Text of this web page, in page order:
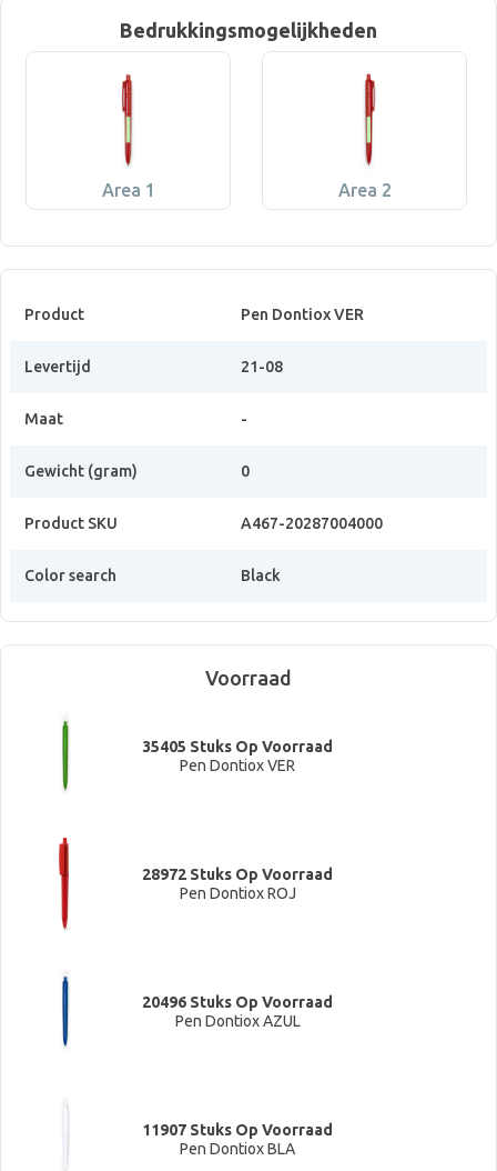
Bedrukkingsmogelijkheden
Area 1 Area 2
Product Pen Dontiox VER
Levertijd 21-08
Maat -
Gewicht (gram) 0
Product SKU A467-20287004000
Color search Black
Voorraad
35405 Stuks Op Voorraad
Pen Dontiox VER
28972 Stuks Op Voorraad
Pen Dontiox ROJ
20496 Stuks Op Voorraad
Pen Dontiox AZUL
11907 Stuks Op Voorraad
Pen Dontiox BLA